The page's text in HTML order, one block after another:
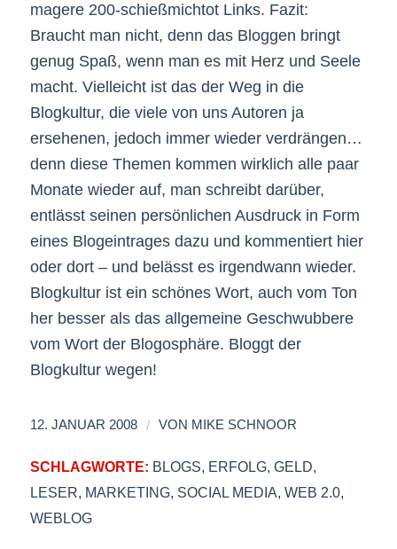
magere 200-schießmichtot Links. Fazit:
Braucht man nicht, denn das Bloggen bringt
genug Spaß, wenn man es mit Herz und Seele
macht. Vielleicht ist das der Weg in die
Blogkultur, die viele von uns Autoren ja
ersehenen, jedoch immer wieder verdrängen…
denn diese Themen kommen wirklich alle paar
Monate wieder auf, man schreibt darüber,
entlässt seinen persönlichen Ausdruck in Form
eines Blogeintrages dazu und kommentiert hier
oder dort – und belässt es irgendwann wieder.
Blogkultur ist ein schönes Wort, auch vom Ton
her besser als das allgemeine Geschwubbere
vom Wort der Blogosphäre. Bloggt der
Blogkultur wegen!
12. JANUAR 2008 / VON MIKE SCHNOOR
SCHLAGWORTE: BLOGS, ERFOLG, GELD,
LESER, MARKETING, SOCIAL MEDIA, WEB 2.0,
WEBLOG